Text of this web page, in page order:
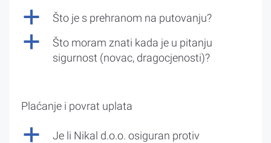
a Što je s prehranom na putovanju?
a
Što moram znati kada je u pitanju
sigurnost (novac, dragocjenosti)?
Plaćanje i povrat uplata
a
Je li Nikal d.o.o. osiguran protiv